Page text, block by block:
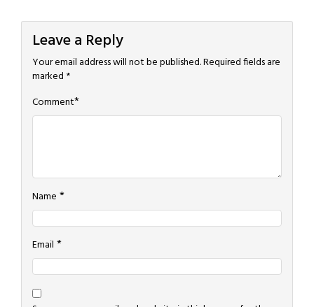
Leave a Reply
Your email address will not be published.Required fields are
marked *
Comment*
Name *
Email *